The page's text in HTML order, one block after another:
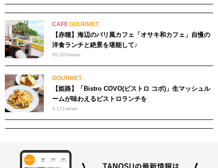
CAFEGOURMET
【赤穂】海辺のバリ風カフェ「オサキ和カフェ」自慢の
洋食ランチと絶景を堪能して♪
95,320views
GOURMET
【姫路】「Bistro COVO(ビストロ コボ)」生マッシュル
ームが味わえるビストロランチを
4,171views